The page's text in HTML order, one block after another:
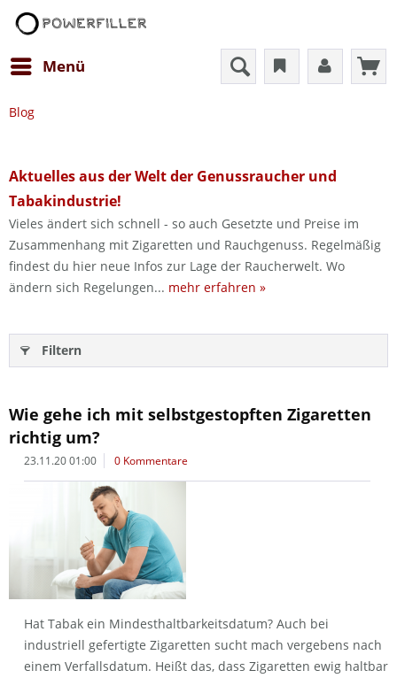
Menü
Blog
Aktuelles aus der Welt der Genussraucher und
Tabakindustrie!
Vieles ändert sich schnell - so auch Gesetzte und Preise im
Zusammenhang mit Zigaretten und Rauchgenuss. Regelmäßig
findest du hier neue Infos zur Lage der Raucherwelt. Wo
ändern sich Regelungen... mehr erfahren »
Filtern
Wie gehe ich mit selbstgestopften Zigaretten
richtig um?
23.11.20 01:00 0 Kommentare
Hat Tabak ein Mindesthaltbarkeitsdatum? Auch bei
industriell gefertigte Zigaretten sucht mach vergebens nach
einem Verfallsdatum. Heißt das, dass Zigaretten ewig haltbar